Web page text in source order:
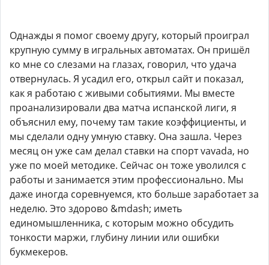
Однажды я помог своему другу, который проиграл
крупную сумму в игральных автоматах. Он пришёл
ко мне со слезами на глазах, говорил, что удача
отвернулась. Я усадил его, открыл сайт и показал,
как я работаю с живыми событиями. Мы вместе
проанализировали два матча испанской лиги, я
объяснил ему, почему там такие коэффициенты, и
мы сделали одну умную ставку. Она зашла. Через
месяц он уже сам делал ставки на спорт vavada, но
уже по моей методике. Сейчас он тоже уволился с
работы и занимается этим профессионально. Мы
даже иногда соревнуемся, кто больше заработает за
неделю. Это здорово &mdash; иметь
единомышленника, с которым можно обсудить
тонкости маржи, глубину линии или ошибки
букмекеров.